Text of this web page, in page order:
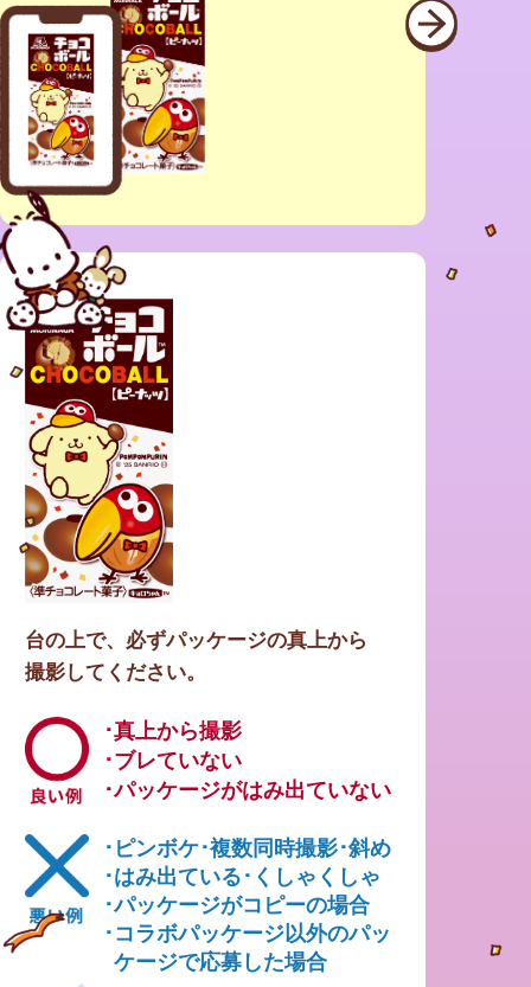
台の上で、必ずパッケージの真上から
撮影してください。
･真上から撮影
･ブレていない
･パッケージがはみ出ていない
･ピンボケ･複数同時撮影･斜め
･はみ出ている ･くしゃくしゃ
･パッケージがコピーの場合
･コラボパッケージ以外のパッ
ケージで応募した場合